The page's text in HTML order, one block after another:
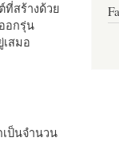
ที่สร้างด้วย
อกรุ่น
สมอ
ป็นจำนวน